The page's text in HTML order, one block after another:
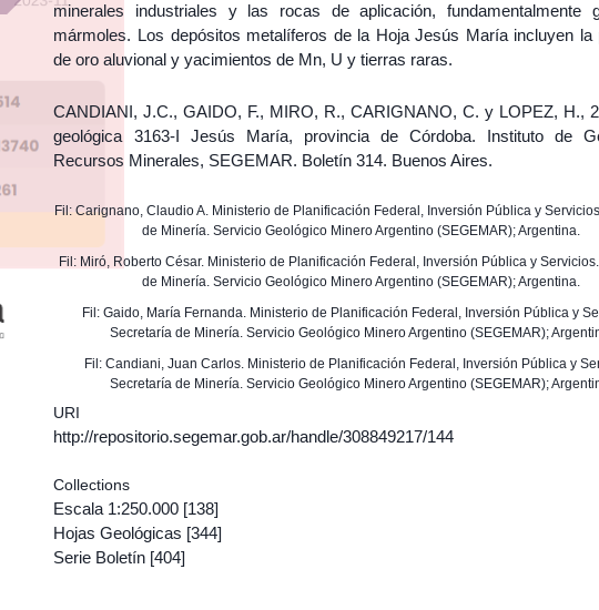
minerales industriales y las rocas de aplicación, fundamentalmente
mármoles. Los depósitos metalíferos de la Hoja Jesús María incluyen la
de oro aluvional y yacimientos de Mn, U y tierras raras.
CANDIANI, J.C., GAIDO, F., MIRO, R., CARIGNANO, C. y LOPEZ, H.,
geológica 3163-I Jesús María, provincia de Córdoba. Instituto de
Recursos Minerales, SEGEMAR. Boletín 314. Buenos Aires.
Fil: Carignano, Claudio A. Ministerio de Planificación Federal, Inversión Pública y
de Minería. Servicio Geológico Minero Argentino (SEGEMAR); Argentina.
Fil: Miró, Roberto César. Ministerio de Planificación Federal, Inversión Pública y
de Minería. Servicio Geológico Minero Argentino (SEGEMAR); Argentina.
Fil: Gaido, María Fernanda. Ministerio de Planificación Federal, Inversión Pública y
Secretaría de Minería. Servicio Geológico Minero Argentino (SEGEMAR);
Fil: Candiani, Juan Carlos. Ministerio de Planificación Federal, Inversión Pública y
Secretaría de Minería. Servicio Geológico Minero Argentino (SEGEMAR);
URI
http://repositorio.segemar.gob.ar/handle/308849217/144
Collections
Escala 1:250.000 [138]
Hojas Geológicas [344]
Serie Boletín [404]